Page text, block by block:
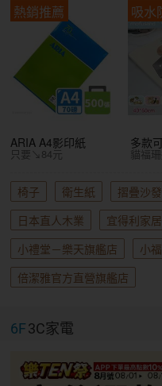
熱銷推薦
ARIA A4影印紙
只要↘84元
吸水
多款
貓福
椅子 衛生紙 摺疊沙
日本直人木業
宜得利家居
小禮堂－樂天旗艦店
小
倍潔雅官方直營旗艦店
6F3C家電